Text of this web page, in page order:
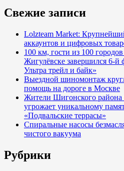
и
«ЗАБОТА»
реализовали
проект
«Умная
помощь»
Свежие записи
Lolzteam Market:
аккаунтов и цифровых
100 км, гости из 100
Жигулёвске завершился 6-й
Ультра трейл и байк»
Выездной шиномонтаж
помощь на дороге в Москве
Жители Шигонского района
угрожает уникальному
«Подвальские террасы»
Спиральные насосы
чистого вакуума
Рубрики